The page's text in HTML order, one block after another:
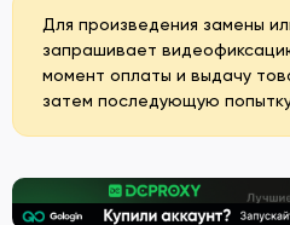
Для произведения замены
запрашивает
момент оплаты и выдачу
затем последующую